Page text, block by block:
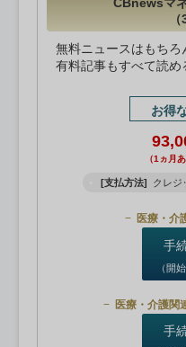
無料ニュースはもち
有料記事もすべて読め
お得
（1ヵ月
[支払方法] クレジ
医療・介
手
（開
医療・介護関
手